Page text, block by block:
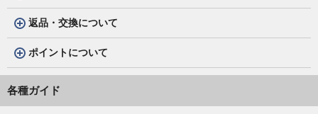
返品・交換について
ポイントについて
各種ガイド